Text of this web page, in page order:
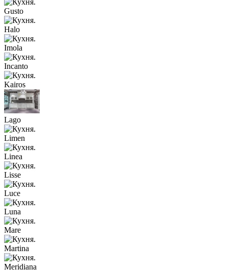
Gusto
Halo
Imola
Incanto
Kairos
Lago
Limen
Linea
Lisse
Luce
Luna
Mare
Martina
Meridiana